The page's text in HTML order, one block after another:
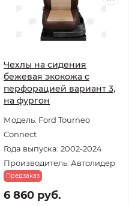
Чехлы на сидения
бежевая экокожа с
перфорацией вариант 3,
на фургон
Модель: Ford Tourneo
Connect
Года выпуска: 2002-2024
Производитель: Автолидер
Предзаказ
6 860 руб.